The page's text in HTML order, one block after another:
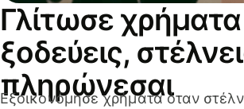
Γλίτωσε
ξοδεύεις,
πληρώνεσαι
Εξοικονόμησε χρήματα όταν